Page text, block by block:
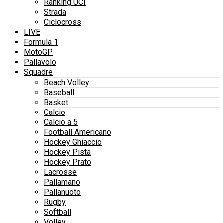
Ranking UCI
Strada
Ciclocross
LIVE
Formula 1
MotoGP
Pallavolo
Squadre
Beach Volley
Baseball
Basket
Calcio
Calcio a 5
Football Americano
Hockey Ghiaccio
Hockey Pista
Hockey Prato
Lacrosse
Pallamano
Pallanuoto
Rugby
Softball